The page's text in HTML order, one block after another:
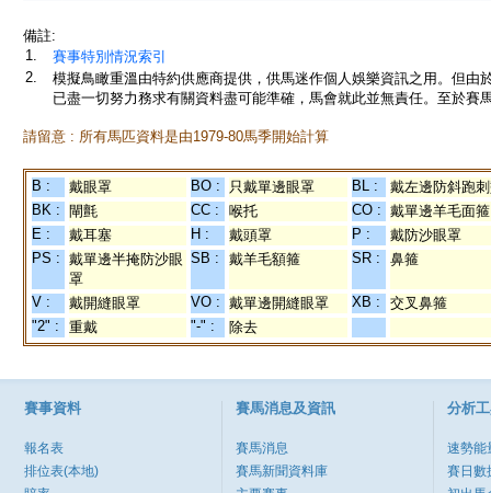
備註:
1.
賽事特別情況索引
2.
模擬鳥瞰重溫由特約供應商提供，供馬迷作個人娛樂資訊之用。但
已盡一切努力務求有關資料盡可能準確，馬會就此並無責任。至於賽
請留意 : 所有馬匹資料是由1979-80馬季開始計算
B : 戴眼罩 BO : 只戴單邊眼罩 BL :
戴左邊防斜跑
BK :
閘氈 CC : 喉托 CO : 戴單邊羊毛面箍
E :
戴耳塞 H : 戴頭罩 P :
戴防沙眼罩
PS : 戴單邊半掩防沙眼
罩
SB : 戴羊毛額箍 SR : 鼻箍
V : 戴開縫眼罩 VO : 戴單邊開縫眼罩 XB :
交叉鼻箍
"2" :
重戴 "-" : 除去
賽事資料
報名表
排位表(本地)
賽馬消息及資訊
賽馬消息
賽馬新聞資料庫
分析
速勢能
賽日數